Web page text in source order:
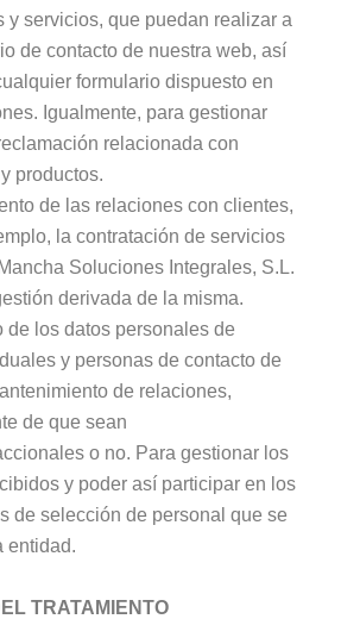
y servicios, que puedan realizar a
de contacto de nuestra web, así
formulario dispuesto en
Igualmente, para gestionar
relacionada con
productos.
de las relaciones con clientes,
la contratación de servicios
Soluciones Integrales, S.L.
derivada de la misma.
de los datos personales de
y personas de contacto de
de relaciones,
de que sean
o no. Para gestionar los
y poder así participar en los
de selección de personal que se
entidad.
TRATAMIENTO